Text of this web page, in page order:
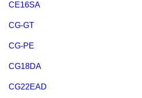
CE16SA
CG-GT
CG-PE
CG18DA
CG22EAD